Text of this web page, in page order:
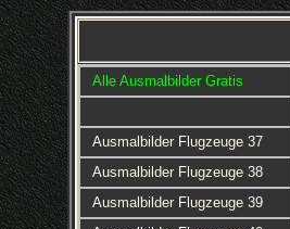
Alle Ausmalbilder Gratis
Ausmalbilder Flugzeuge 37
Ausmalbilder Flugzeuge 38
Ausmalbilder Flugzeuge 39